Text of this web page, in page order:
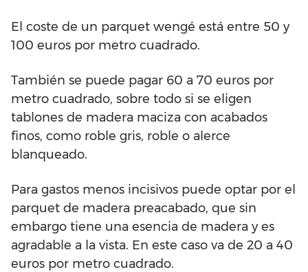
El coste de un parquet wengé está entre 50 y
100 euros por metro cuadrado.
También se puede pagar 60 a 70 euros por
metro cuadrado, sobre todo si se eligen
tablones de madera maciza con acabados
finos, como roble gris, roble o alerce
blanqueado.
Para gastos menos incisivos puede optar por el
parquet de madera preacabado, que sin
embargo tiene una esencia de madera y es
agradable a la vista. En este caso va de 20 a 40
euros por metro cuadrado.